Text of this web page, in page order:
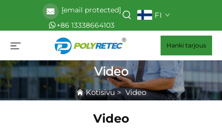
[email protected]
+86 13338664103
FI
Hanki tarjous
Video
Kotisivu >Video
Video